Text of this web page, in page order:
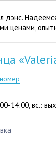
дэнс.
ценами,
14:00, вс.: